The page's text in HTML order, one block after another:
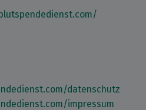
datenschutz
impressum